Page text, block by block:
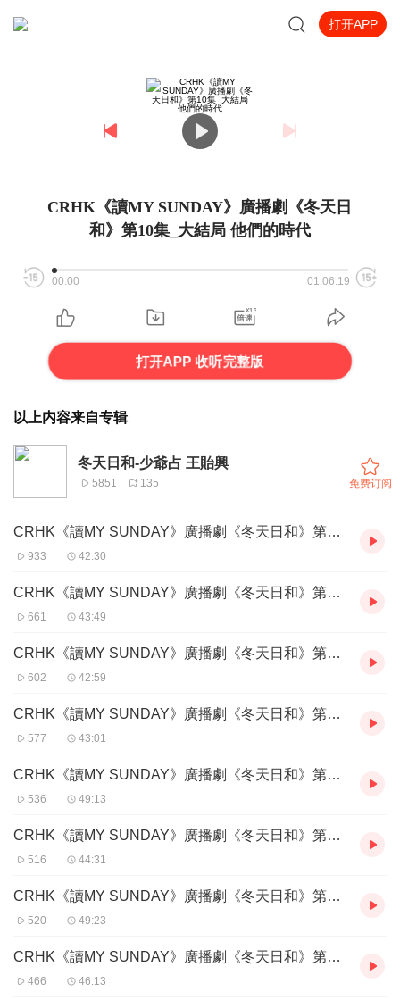
打开APP
CRHK《讀MY SUNDAY》廣播劇《冬天日
和》第10集_大結局 他們的時代
00:00 01:06:19
打开APP 收听完整版
以上内容来自专辑
冬天日和-少爺占 王貽興
5851 135 免费订阅
CRHK《讀MY SUNDAY》廣播劇《冬天日和》第1集 他與愛麗絲
933 42:30
CRHK《讀MY SUNDAY》廣播劇《冬天日和》第2集 What Will I Do
661 43:49
CRHK《讀MY SUNDAY》廣播劇《冬天日和》第3集 世上唯一的花朵
602 42:59
CRHK《讀MY SUNDAY》廣播劇《冬天日和》第4集 Can You Keep A Secret
577 43:01
CRHK《讀MY SUNDAY》廣播劇《冬天日和》第5集 同一屋簷下
536 49:13
CRHK《讀MY SUNDAY》廣播劇《冬天日和》第6集 Arigatou
516 44:31
CRHK《讀MY SUNDAY》廣播劇《冬天日和》第7集 True Love Never Runs Smooth
520 49:23
CRHK《讀MY SUNDAY》廣播劇《冬天日和》第8集 With Love
466 46:13